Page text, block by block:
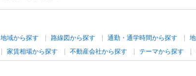
地域から探す 路線図から探す 通勤・通学時間から探す
家賃相場から探す 不動産会社から探す テーマから探す